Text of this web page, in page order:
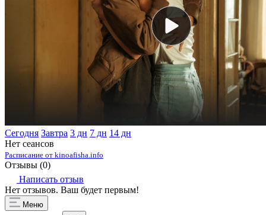
Сегодня Завтра 3 дн 7 дн 14 дн
Нет сеансов
Расписание от kinoafisha.info
Отзывы (0)
Написать отзыв
Нет отзывов. Ваш будет первым!
Меню